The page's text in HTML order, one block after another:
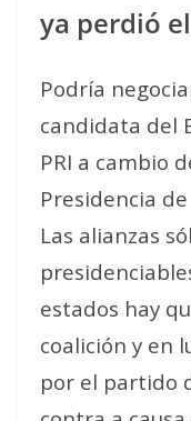
ya perdió
Podría
candidata del
PRI a cambio
Presidencia
Las alianzas
estados hay
coalición y en
por el partido